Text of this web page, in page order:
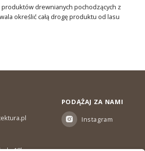
drewnianych pochodzących z
określić całą drogę produktu od lasu
PODĄŻAJ ZA NAMI
Instagram